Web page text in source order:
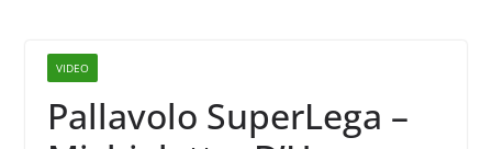
VIDEO
Pallavolo SuperLega –